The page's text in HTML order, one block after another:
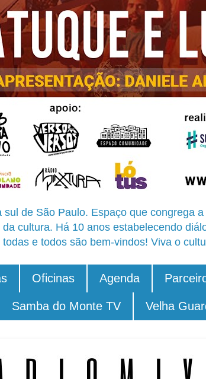
de São Paulo. Espaço que congrega
cultura. Há 10 anos estabelecendo
e todos são bem-vindos! Viva o
Oficinas Agenda
Samba do Monte TV Velha